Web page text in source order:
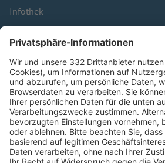
Infothek
Kontakt
HÄUFIG BESUCHTE SEITEN
Pässe und Vereinswechsel
Trainerausbildung
Schulungsangebot Vereinsmitarbeiter
BFV-Geschäftsstellen
Trainerbörse